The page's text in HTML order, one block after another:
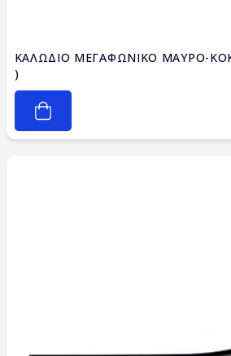
ΚΑΛΩΔΙΟ ΜΕΓΑΦΩΝΙΚΟ ΜΑΥΡΟ-
)